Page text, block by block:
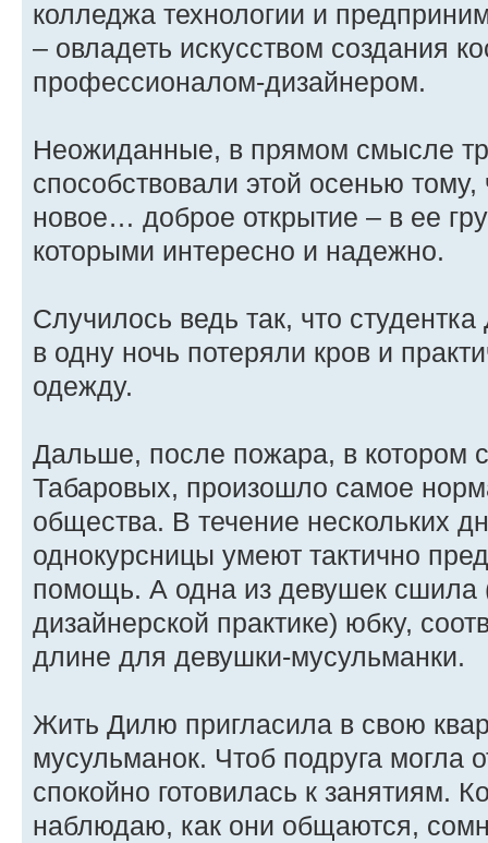
колледжа технологии и
– овладеть искусством создания
профессионалом-дизайнером.
Неожиданные, в прямом смысле
способствовали этой осенью
новое… доброе открытие – в ее
которыми интересно и надежно.
Случилось ведь так, что
в одну ночь потеряли кров и
одежду.
Дальше, после пожара, в котором
Табаровых, произошло самое
общества. В течение нескольких
однокурсницы умеют тактично
помощь. А одна из девушек сшила
дизайнерской практике) юбку,
длине для девушки-мусульманки.
Жить Дилю пригласила в свою
мусульманок. Чтоб подруга могла
спокойно готовилась к занятиям.
наблюдаю, как они общаются,